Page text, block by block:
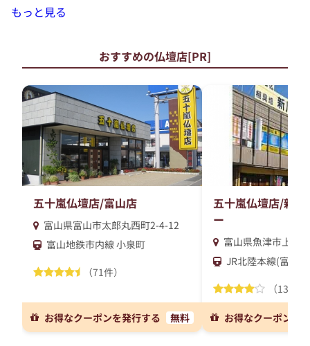
もっと見る
おすすめの仏壇店[PR]
五十嵐仏壇店/富山店
富山県富山市太郎丸西町2-4-12
富山地鉄市内線 小泉町
（71件）
お得なクーポンを発行する 無料
五十嵐仏壇店/新川
ー
富山県魚津市上村
JR北陸本線(富山
（13件）
お得なクーポンを